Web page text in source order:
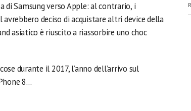
Samsung verso Apple: al contrario, i
avrebbero deciso di acquistare altri device della
asiatico è riuscito a riassorbire uno choc
durante il 2017, l’anno dell’arrivo sul
8…